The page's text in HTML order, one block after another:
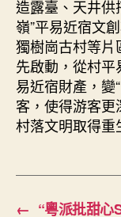
造露臺、天井供
嶺”平易近宿文
獨樹崗古村等
先啟動，從村
易近宿財產，變
客，使得游客
村落文明取得重
← “粵派批甜